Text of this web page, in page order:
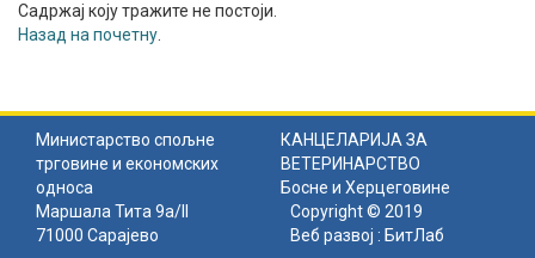
Садржај коју тражите не постоји.
Назад на почетну
Министарство спољне
трговине и економских
односа
КАНЦЕЛАРИЈА ЗА
ВЕТЕРИНАРСТВО
Босне и Херцеговине
Маршала Тита 9а/II
71000 Сарајево
Copyright © 2019
Веб развој : БитЛаб